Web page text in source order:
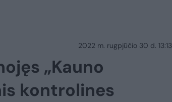
2022 m. rugpjūčio 30 d. 13:13
„Kauno
kontrolines